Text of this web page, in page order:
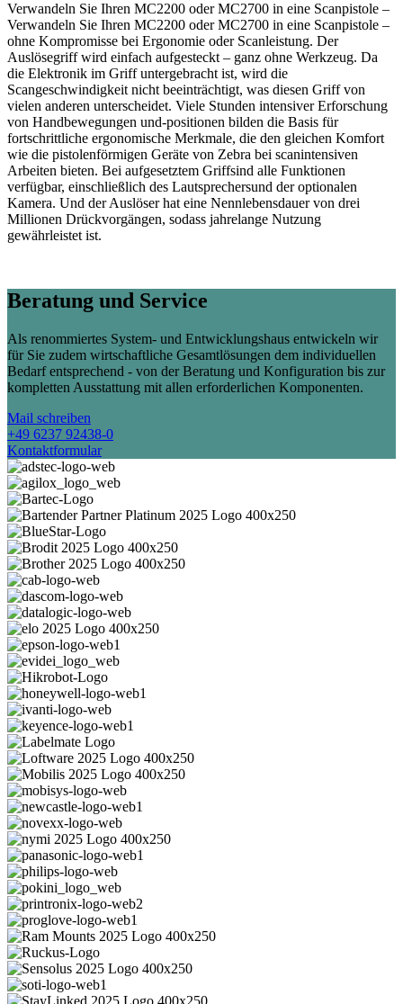
Verwandeln Sie Ihren MC2200 oder MC2700 in eine Scanpistole –
Verwandeln Sie Ihren MC2200 oder MC2700 in eine Scanpistole –
ohne Kompromisse bei Ergonomie oder Scanleistung. Der
Auslösegriff wird einfach aufgesteckt – ganz ohne Werkzeug. Da
die Elektronik im Griff untergebracht ist, wird die
Scangeschwindigkeit nicht beeinträchtigt, was diesen Griff von
vielen anderen unterscheidet. Viele Stunden intensiver Erforschung
von Handbewegungen und-positionen bilden die Basis für
fortschrittliche ergonomische Merkmale, die den gleichen Komfort
wie die pistolenförmigen Geräte von Zebra bei scanintensiven
Arbeiten bieten. Bei aufgesetztem Griffsind alle Funktionen
verfügbar, einschließlich des Lautsprechersund der optionalen
Kamera. Und der Auslöser hat eine Nennlebensdauer von drei
Millionen Drückvorgängen, sodass jahrelange Nutzung
gewährleistet ist.
Beratung und Service
Als renommiertes System- und Entwicklungshaus entwickeln wir
für Sie zudem wirtschaftliche Gesamtlösungen dem individuellen
Bedarf entsprechend - von der Beratung und Konfiguration bis zur
kompletten Ausstattung mit allen erforderlichen Komponenten.
Mail schreiben
+49 6237 92438-0
Kontaktformular